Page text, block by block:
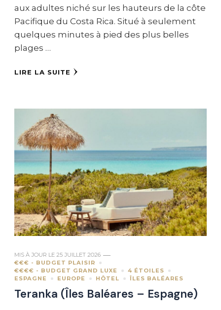
aux adultes niché sur les hauteurs de la côte
Pacifique du Costa Rica. Situé à seulement
quelques minutes à pied des plus belles
plages …
LIRE LA SUITE
MIS À JOUR LE 25 JUILLET 2026
€€€ - BUDGET PLAISIR
€€€€ - BUDGET GRAND LUXE
4 ÉTOILES
ESPAGNE
EUROPE HÔTEL ÎLES BALÉARES
Teranka (Îles Baléares – Espagne)